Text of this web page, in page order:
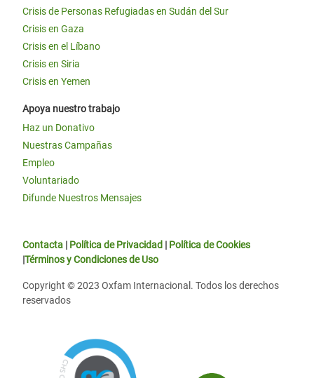
Crisis de Personas Refugiadas en Sudán del Sur
Crisis en Gaza
Crisis en el Líbano
Crisis en Siria
Crisis en Yemen
Apoya nuestro trabajo
Haz un Donativo
Nuestras Campañas
Empleo
Voluntariado
Difunde Nuestros Mensajes
Contacta | Política de Privacidad | Política de Cookies
|Términos y Condiciones de Uso
Copyright © 2023 Oxfam Internacional. Todos los derechos
reservados